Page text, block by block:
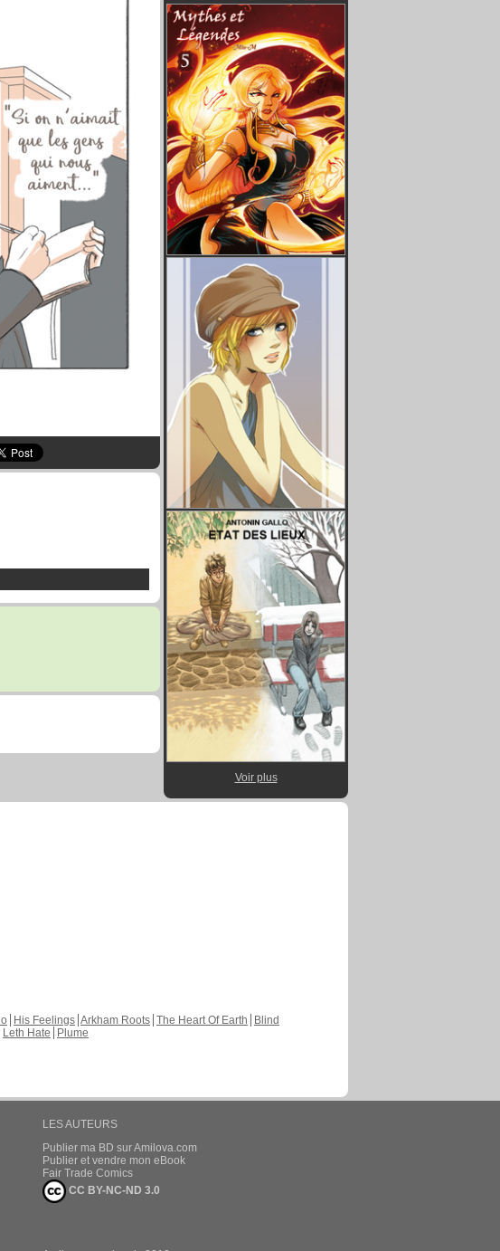
Voir plus
His Feelings Arkham Roots The Heart Of Earth
Blind
Leth Hate
Plume
LES AUTEURS
Publier ma BD sur Amilova.com
Publier et vendre mon eBook
Fair Trade Comics
CC BY-NC-ND 3.0